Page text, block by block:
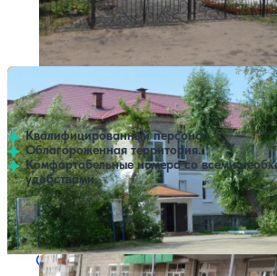
Профилей лечения:
Санаторий Озеро Горькое
4.531 отзыв
Курорт Озеро
Квалифицированный персонал.
Облагороженная территория.
Комфортабельные номера со всеми
удобствами.
Профилей лечения:7
Нет цен или свободных мест на
Выбрать другой
Санаторий Курган